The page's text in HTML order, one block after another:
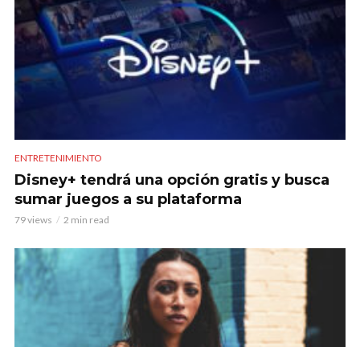
ENTRETENIMIENTO
Disney+ tendrá una opción gratis y busca
sumar juegos a su plataforma
79 views 2 min read